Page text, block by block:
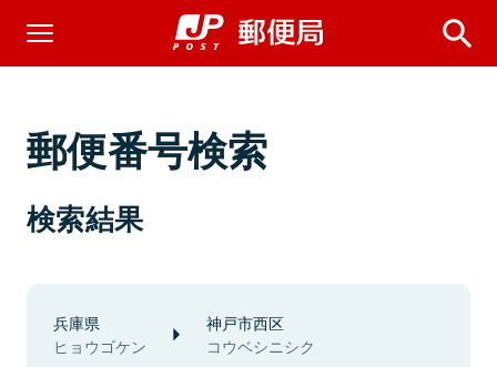
郵便番号検索
検索結果
兵庫県
ヒョウゴケン
神戸市西区
コウベシニシク